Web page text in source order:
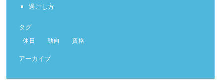
過ごし方
タグ
休日 動向 資格
アーカイブ